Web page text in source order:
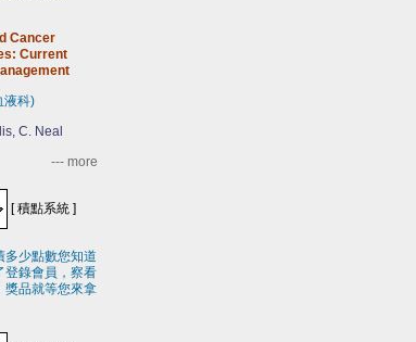
Cancer
Current
液科)
C. Neal
--- more
[積點系統 ]
多少點數您知道
登錄會員，察看
獎品就等您來拿